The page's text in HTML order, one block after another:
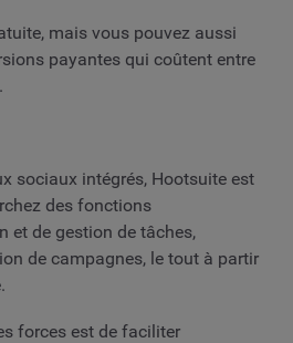
mais vous pouvez aussi
payantes qui coûtent entre
sociaux intégrés, Hootsuite est
des fonctions
et de gestion de tâches,
de campagnes, le tout à partir
forces est de faciliter